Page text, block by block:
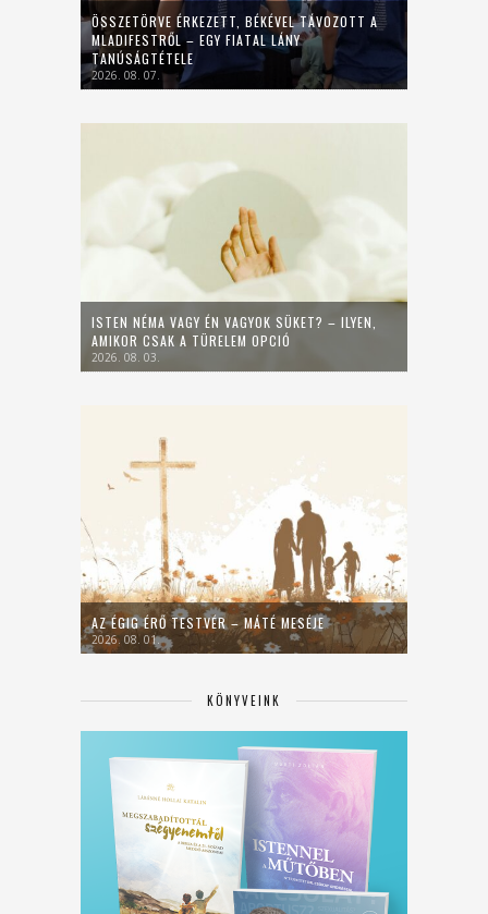
ÖSSZETÖRVE ÉRKEZETT, BÉKÉVEL TÁVOZOTT A
MLADIFESTRŐL – EGY FIATAL LÁNY
TANÚSÁGTÉTELE
2026. 08. 07.
ISTEN NÉMA VAGY ÉN VAGYOK SÜKET? – ILYEN,
AMIKOR CSAK A TÜRELEM OPCIÓ
2026. 08. 03.
AZ ÉGIG ÉRŐ TESTVÉR – MÁTÉ MESÉJE
2026. 08. 01.
KÖNYVEINK